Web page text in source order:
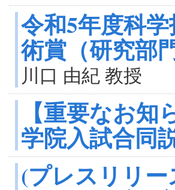
令和5年度科
術賞（研究部
川口 由紀 教授
【重要なお
学院入試合同
(プレスリリー